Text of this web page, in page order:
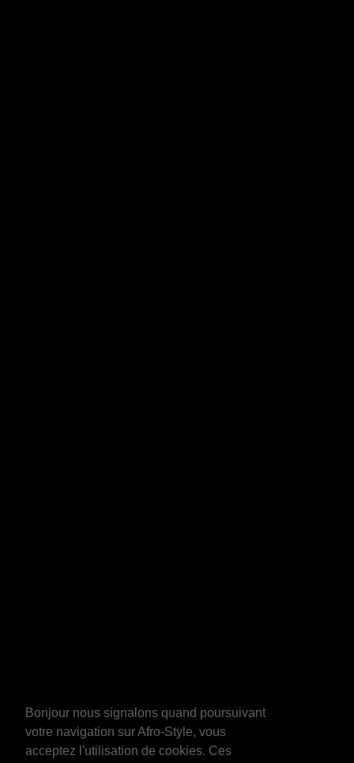
Bonjour nous signalons quand poursuivant
votre navigation sur Afro-Style, vous
acceptez l'utilisation de cookies. Ces